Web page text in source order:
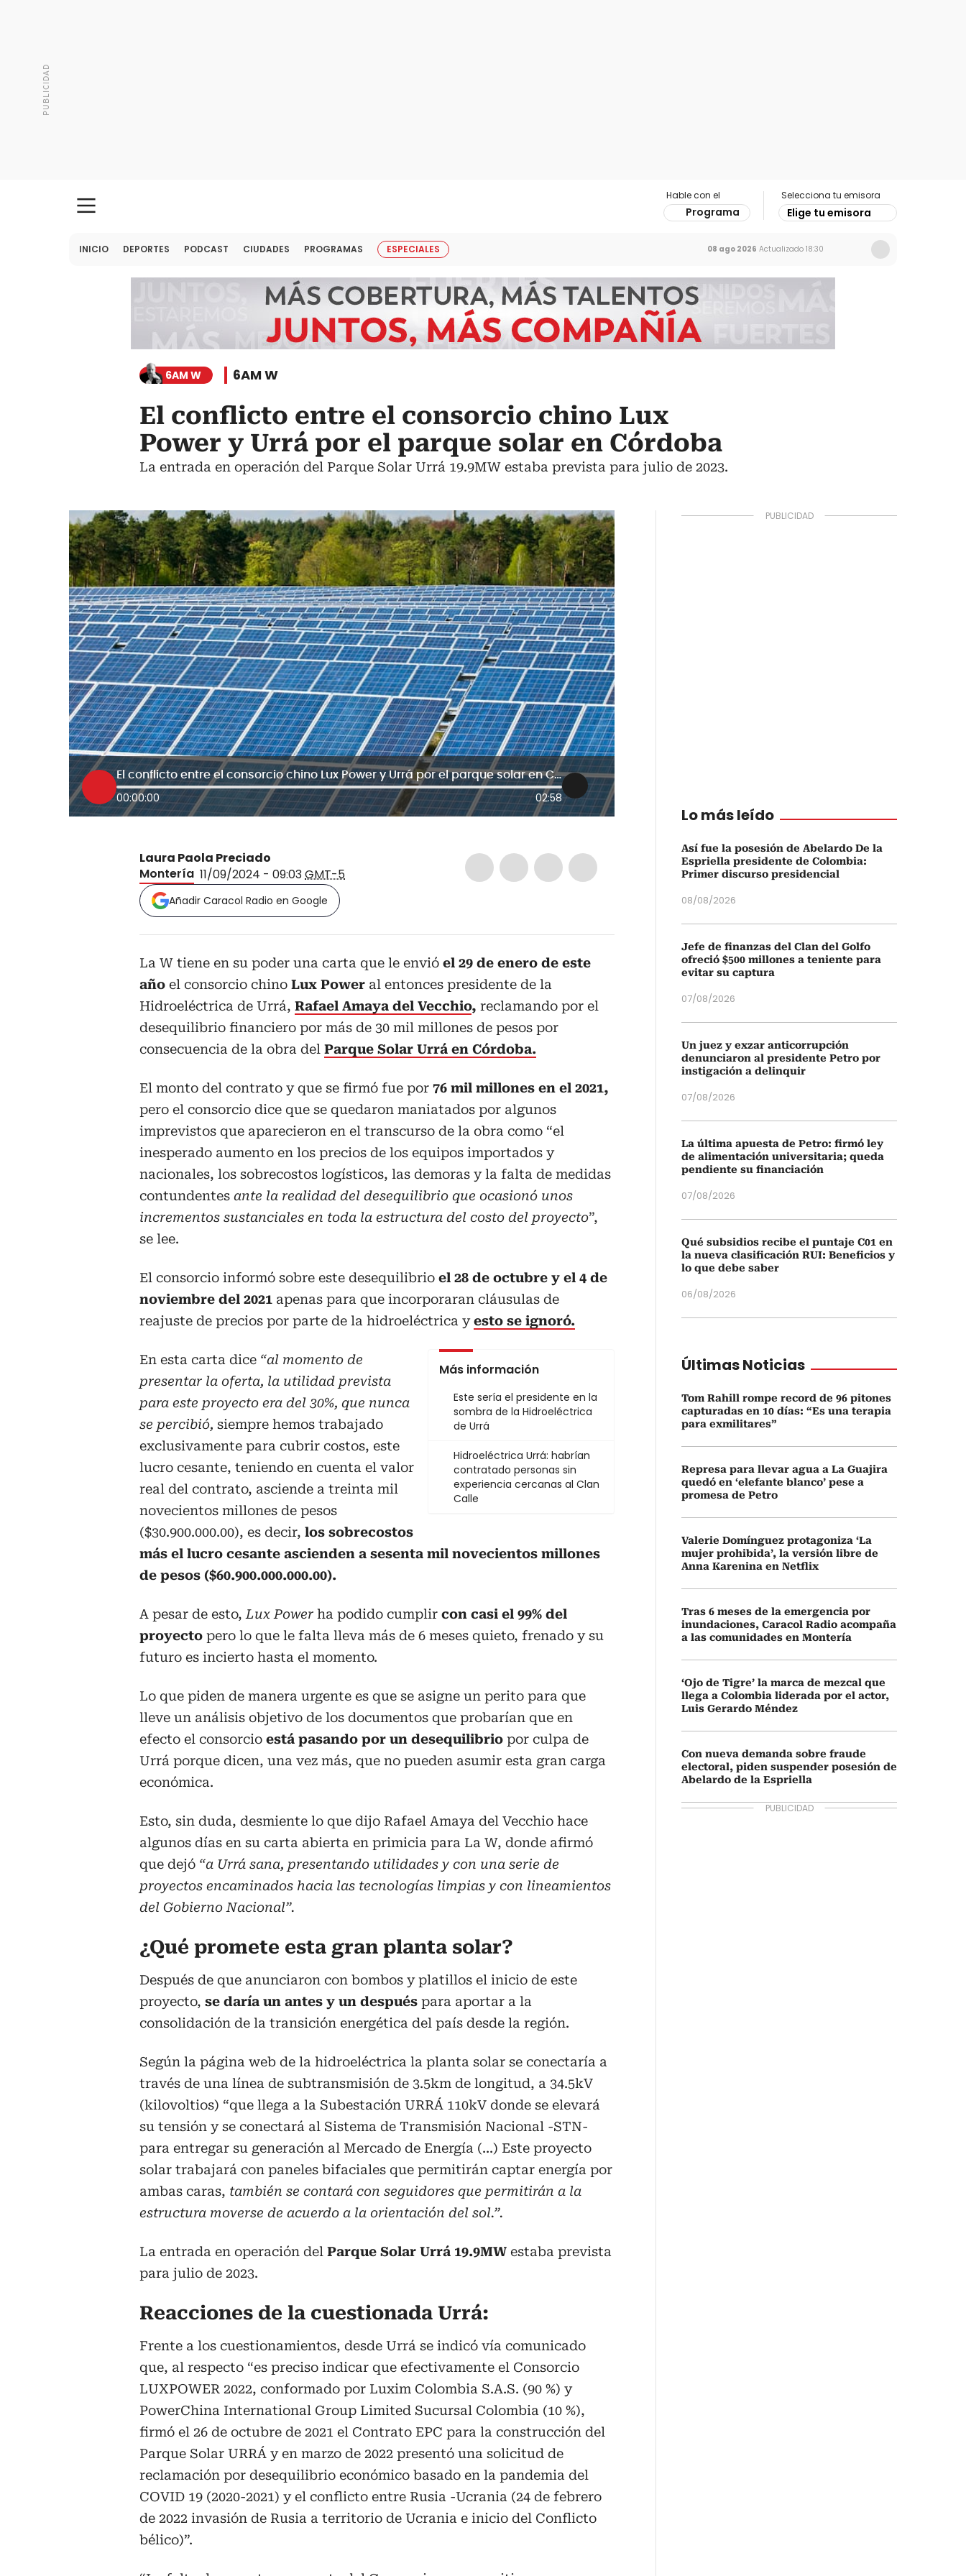
Hable con el
Programa
Selecciona tu emisora
Elige tu emisora
INICIO DEPORTES PODCAST CIUDADES PROGRAMAS ESPECIALES 08 ago 2026 Actualizado 18:30
6AM W 6AM W
El conflicto entre el consorcio chino Lux
Power y Urrá por el parque solar en Córdoba
La entrada en operación del Parque Solar Urrá 19.9MW estaba prevista para julio de 2023.
El conflicto entre el consorcio chino Lux Power y Urrá por el parque solar en Córdoba
00:00:00 02:58
Laura Paola Preciado
Montería 11/09/2024 - 09:03GMT-5
Añadir Caracol Radio en Google
La W tiene en su poder una carta que le envió el 29 de enero de este
año el consorcio chino Lux Power al entonces presidente de la
Hidroeléctrica de Urrá, Rafael Amaya del Vecchio, reclamando por el
desequilibrio financiero por más de 30 mil millones de pesos por
consecuencia de la obra del Parque Solar Urrá en Córdoba.
El monto del contrato y que se firmó fue por 76 mil millones en el 2021,
pero el consorcio dice que se quedaron maniatados por algunos
imprevistos que aparecieron en el transcurso de la obra como “el
inesperado aumento en los precios de los equipos importados y
nacionales, los sobrecostos logísticos, las demoras y la falta de medidas
contundentes ante la realidad del desequilibrio que ocasionó unos
incrementos sustanciales en toda la estructura del costo del proyecto”,
se lee.
El consorcio informó sobre este desequilibrio el 28 de octubre y el 4 de
noviembre del 2021 apenas para que incorporaran cláusulas de
reajuste de precios por parte de la hidroeléctrica yesto se ignoró.
Más información
Este sería el presidente en la
sombra de la Hidroeléctrica
de Urrá
Hidroeléctrica Urrá: habrían
contratado personas sin
experiencia cercanas al Clan
Calle
En esta carta dice “al momento de
presentar la oferta, la utilidad prevista
para este proyecto era del 30%, que nunca
se percibió, siempre hemos trabajado
exclusivamente para cubrir costos, este
lucro cesante, teniendo en cuenta el valor
real del contrato, asciende a treinta mil
novecientos millones de pesos
($30.900.000.00), es decir, los sobrecostos
más el lucro cesante ascienden a sesenta mil novecientos millones
de pesos ($60.900.000.000.00).
A pesar de esto,Lux Power ha podido cumplir con casi el 99% del
proyecto pero lo que le falta lleva más de 6 meses quieto, frenado y su
futuro es incierto hasta el momento.
Lo que piden de manera urgente es que se asigne un perito para que
lleve un análisis objetivo de los documentos que probarían que en
efecto el consorcio está pasando por un desequilibrio por culpa de
Urrá porque dicen, una vez más, que no pueden asumir esta gran carga
económica.
Esto, sin duda, desmiente lo que dijo Rafael Amaya del Vecchio hace
algunos días en su carta abierta en primicia para La W, donde afirmó
que dejó “a Urrá sana, presentando utilidades y con una serie de
proyectos encaminados hacia las tecnologías limpias y con lineamientos
del Gobierno Nacional”.
¿Qué promete esta gran planta solar?
Después de que anunciaron con bombos y platillos el inicio de este
proyecto, se daría un antes y un después para aportar a la
consolidación de la transición energética del país desde la región.
Según la página web de la hidroeléctrica la planta solar se conectaría a
través de una línea de subtransmisión de 3.5km de longitud, a 34.5kV
(kilovoltios) “que llega a la Subestación URRÁ 110kV donde se elevará
su tensión y se conectará al Sistema de Transmisión Nacional -STN-
para entregar su generación al Mercado de Energía (...) Este proyecto
solar trabajará con paneles bifaciales que permitirán captar energía por
ambas caras, también se contará con seguidores que permitirán a la
estructura moverse de acuerdo a la orientación del sol.”.
La entrada en operación del Parque Solar Urrá 19.9MW estaba prevista
para julio de 2023.
Reacciones de la cuestionada Urrá:
Frente a los cuestionamientos, desde Urrá se indicó vía comunicado
que, al respecto “es preciso indicar que efectivamente el Consorcio
LUXPOWER 2022, conformado por Luxim Colombia S.A.S. (90 %) y
PowerChina International Group Limited Sucursal Colombia (10 %),
firmó el 26 de octubre de 2021 el Contrato EPC para la construcción del
Parque Solar URRÁ y en marzo de 2022 presentó una solicitud de
reclamación por desequilibrio económico basado en la pandemia del
COVID 19 (2020-2021) y el conflicto entre Rusia -Ucrania (24 de febrero
de 2022 invasión de Rusia a territorio de Ucrania e inicio del Conflicto
bélico)”.
Lo más leído
Así fue la posesión de Abelardo De la
Espriella presidente de Colombia:
Primer discurso presidencial
08/08/2026
Jefe de finanzas del Clan del Golfo
ofreció $500 millones a teniente para
evitar su captura
07/08/2026
Un juez y exzar anticorrupción
denunciaron al presidente Petro por
instigación a delinquir
07/08/2026
La última apuesta de Petro: firmó ley
de alimentación universitaria; queda
pendiente su financiación
07/08/2026
Qué subsidios recibe el puntaje C01 en
la nueva clasificación RUI: Beneficios y
lo que debe saber
06/08/2026
Últimas Noticias
Tom Rahill rompe record de 96 pitones
capturadas en 10 días: “Es una terapia
para exmilitares”
Represa para llevar agua a La Guajira
quedó en ‘elefante blanco’ pese a
promesa de Petro
Valerie Domínguez protagoniza ‘La
mujer prohibida’, la versión libre de
Anna Karenina en Netflix
Tras 6 meses de la emergencia por
inundaciones, Caracol Radio acompaña
a las comunidades en Montería
‘Ojo de Tigre’ la marca de mezcal que
llega a Colombia liderada por el actor,
Luis Gerardo Méndez
Con nueva demanda sobre fraude
electoral, piden suspender posesión de
Abelardo de la Espriella